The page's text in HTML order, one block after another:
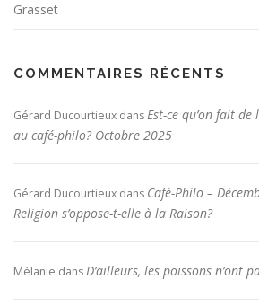
Grasset
COMMENTAIRES RÉCENTS
Gérard Ducourtieux dansEst-ce qu’on fait
au café-philo? Octobre 2025
Gérard Ducourtieux dans Café-Philo –
Religion s’oppose-t-elle à la Raison?
Mélanie dansD’ailleurs, les poissons n’ont